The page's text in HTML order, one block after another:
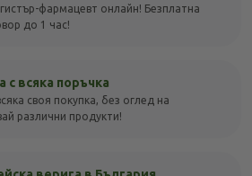
фармацевт онлайн! Безплатна
до 1 час!
всяка поръчка
своя покупка, без оглед на
различни продукти!